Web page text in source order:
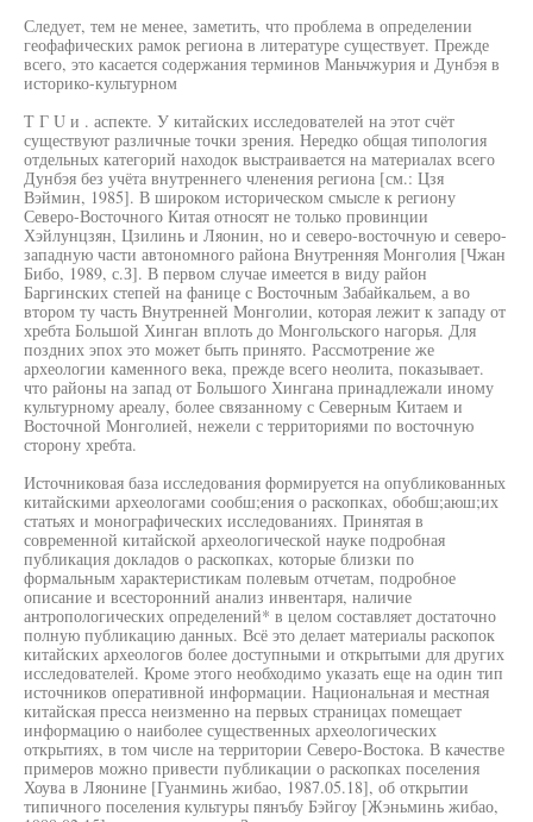
Следует, тем не менее, заметить, что проблема в определении
геофафических рамок региона в литературе существует. Прежде
всего, это касается содержания терминов Маньчжурия и Дунбэя в
историко-культурном
Т Г U и . аспекте. У китайских исследователей на этот счёт
существуют различные точки зрения. Нередко общая типология
отдельных категорий находок выстраивается на материалах всего
Дунбэя без учёта внутреннего членения региона [см.: Цзя
Вэймин, 1985]. В широком историческом смысле к региону
Северо-Восточного Китая относят не только провинции
Хэйлунцзян, Цзилинь и Ляонин, но и северо-восточную и северо-
западную части автономного района Внутренняя Монголия [Чжан
Бибо, 1989, с.З]. В первом случае имеется в виду район
Баргинских степей на фанице с Восточным Забайкальем, а во
втором ту часть Внутренней Монголии, которая лежит к западу от
хребта Большой Хинган вплоть до Монгольского нагорья. Для
поздних эпох это может быть принято. Рассмотрение же
археологии каменного века, прежде всего неолита, показывает.
что районы на запад от Большого Хингана принадлежали иному
культурному ареалу, более связанному с Северным Китаем и
Восточной Монголией, нежели с территориями по восточную
сторону хребта.
Источниковая база исследования формируется на опубликованных
китайскими археологами сообш;ения о раскопках, обобш;аюш;их
статьях и монографических исследованиях. Принятая в
современной китайской археологической науке подробная
публикация докладов о раскопках, которые близки по
формальным характеристикам полевым отчетам, подробное
описание и всесторонний анализ инвентаря, наличие
антропологических определений* в целом составляет достаточно
полную публикацию данных. Всё это делает материалы раскопок
китайских археологов более доступными и открытыми для других
исследователей. Кроме этого необходимо указать еще на один тип
источников оперативной информации. Национальная и местная
китайская пресса неизменно на первых страницах помещает
информацию о наиболее существенных археологических
открытиях, в том числе на территории Северо-Востока. В качестве
примеров можно привести публикации о раскопках поселения
Хоува в Ляонине [Гуанминь жибао, 1987.05.18], об открытии
типичного поселения культуры пянъбу Бэйгоу [Жэньминь жибао,